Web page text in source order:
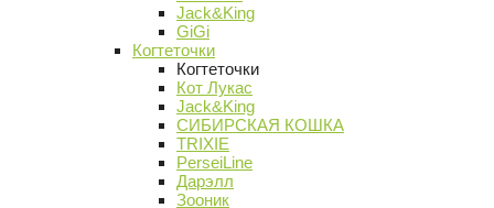
Jack&King
GiGi
Когтеточки
Когтеточки
Кот Лукас
Jack&King
СИБИРСКАЯ КОШКА
TRIXIE
PerseiLine
Дарэлл
Зооник